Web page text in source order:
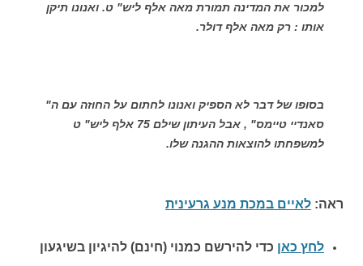
למכור את המדינה תמורת מאה אלף ליש" ט. ואנונו תיקן
אותו : רק מאה אלף דולר.
בסופו של דבר לא הספיק ואנונו לחתום על החוזה עם ה"
סאנדיי טיימס" , אבל העיתון שילם 75 אלף ליש" ט
למשפחתו להוצאות ההגנה שלו.
ראה: לאיים במכת מנע גרעינית
לחץ כאן כדי להירשם כמנוי (חינם) להיגיון בשיגעון